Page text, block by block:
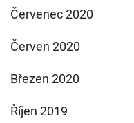
Červenec 2020
Červen 2020
Březen 2020
Říjen 2019